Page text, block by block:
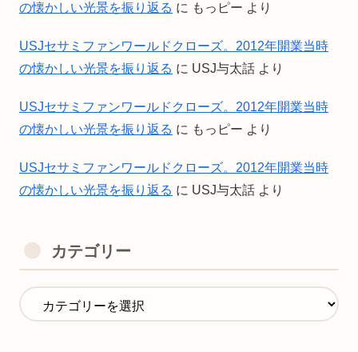
の懐かしい光景を振り返る に もっピー より
USJセサミファンワールドクローズ。2012年開業当時
の懐かしい光景を振り返る に USJ与太話 より
USJセサミファンワールドクローズ。2012年開業当時
の懐かしい光景を振り返る に もっピー より
USJセサミファンワールドクローズ。2012年開業当時
の懐かしい光景を振り返る に USJ与太話 より
カテゴリー